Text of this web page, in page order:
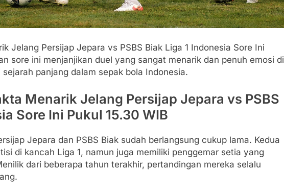
Jelang Persijap Jepara vs PSBS Biak Liga 1 Indonesia Sore Ini
sore ini menjanjikan duel yang sangat menarik dan penuh emosi di
panjang dalam sepak bola Indonesia.
Menarik Jelang Persijap Jepara vs PSBS
Sore Ini Pukul 15.30 WIB
Jepara dan PSBS Biak sudah berlangsung cukup lama. Kedua
di kancah Liga 1, namun juga memiliki penggemar setia yang
dari beberapa tahun terakhir, pertandingan mereka selalu